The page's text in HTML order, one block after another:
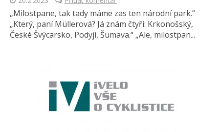
„Milostpane, tak tady máme zas ten národní park.“
„Který, paní Müllerová? Já znám čtyři: Krkonošský,
České Švýcarsko, Podyjí, Šumava.“ „Ale, milostpan...